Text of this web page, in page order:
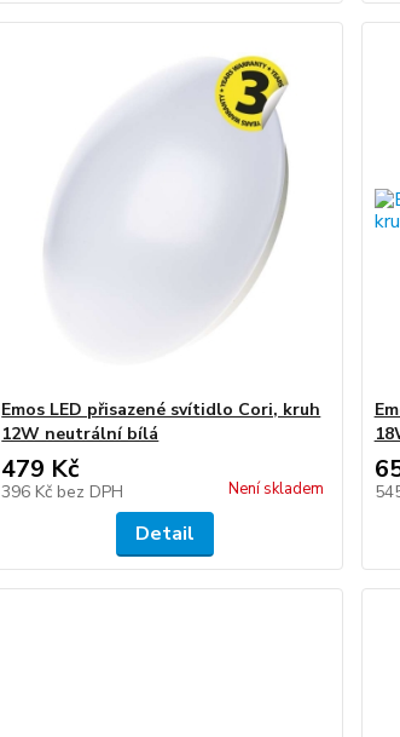
Emos LED přisazené svítidlo Cori, kruh
12W neutrální bílá
479 Kč
396 Kč bez DPH Není skladem
Detail